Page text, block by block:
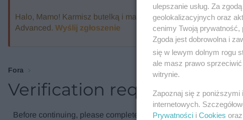
Halo, Mamo! Karmisz butelką i marzysz o ekspresie, który
Advanced. Wyślij zgłoszenie
Fora
Verification required
Before continuing, please complete the verification check.
ulepszanie usług. Za
geolokalizacyjnych oraz
cenimy Twoją prywatność,
Zgoda jest dobrowolna i
się w lewym dolnym rogu
ale masz prawo
witrynie.
Zapoznaj się z
internetowych.
Prywatności i Cookies